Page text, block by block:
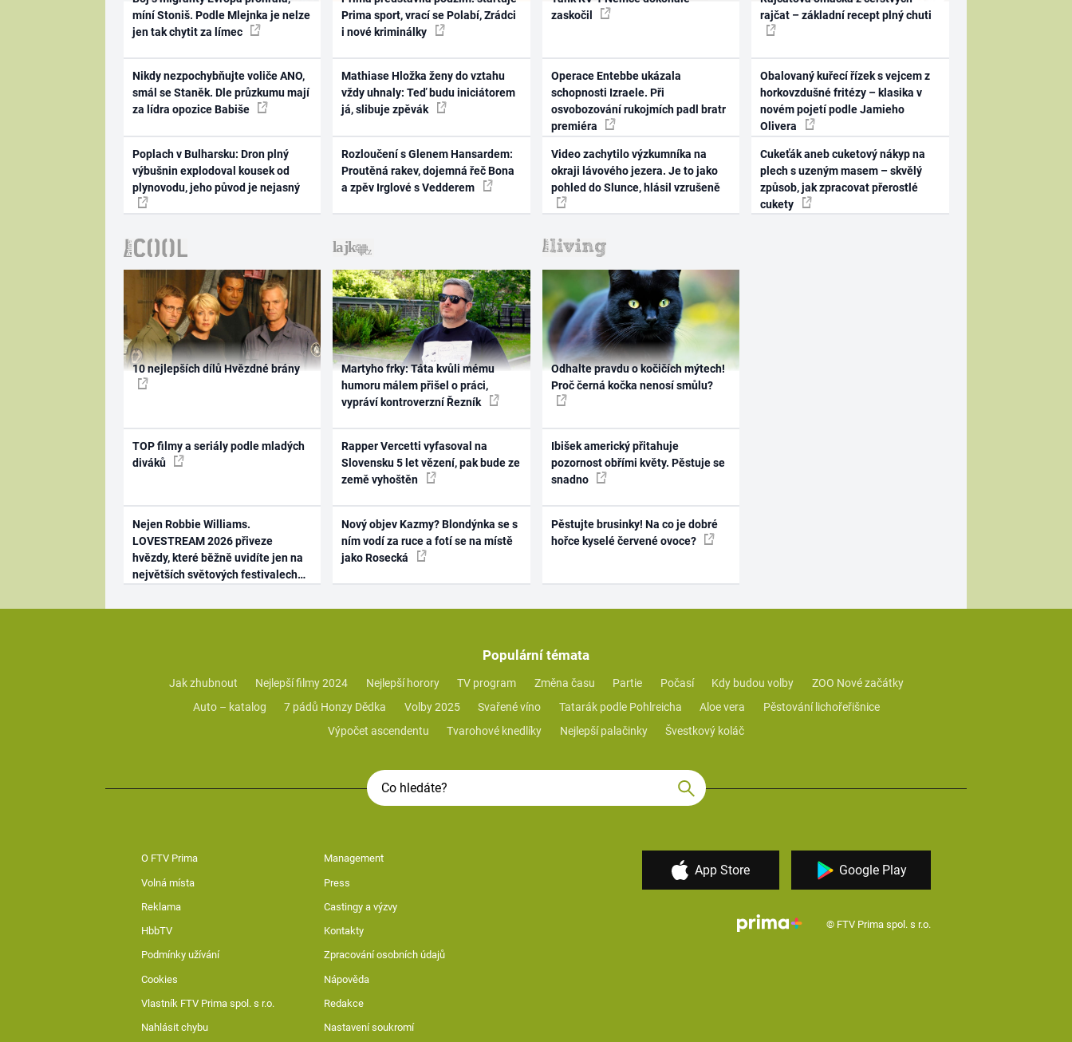
míní Stoniš. Podle Mlejnka je nelze
jen tak chytit za límec
Nikdy nezpochybňujte voliče ANO,
smál se Staněk. Dle průzkumu mají
za lídra opozice Babiše
Poplach v Bulharsku: Dron plný
výbušnin explodoval kousek od
plynovodu, jeho původ je nejasný
Prima sport, vrací se Polabí, Zrádci
i nové kriminálky
Mathiase Hložka ženy do vztahu
vždy uhnaly: Teď budu iniciátorem
já, slibuje zpěvák
Rozloučení s Glenem Hansardem:
Proutěná rakev, dojemná řeč Bona
a zpěv Irglové s Vedderem
zaskočil
Operace Entebbe ukázala
schopnosti Izraele. Při
osvobozování rukojmích padl bratr
premiéra
Video zachytilo výzkumníka na
okraji lávového jezera. Je to jako
pohled do Slunce, hlásil vzrušeně
rajčat – základní recept plný chuti
Obalovaný kuřecí řízek s vejcem z
horkovzdušné fritézy – klasika v
novém pojetí podle Jamieho
Olivera
Cukeťák aneb cuketový nákyp na
plech s uzeným masem – skvělý
způsob, jak zpracovat přerostlé
cukety
10 nejlepších dílů Hvězdné brány
TOP filmy a seriály podle mladých
diváků
Nejen Robbie Williams.
LOVESTREAM 2026 přiveze
hvězdy, které běžně uvidíte jen na
největších světových festivalech
Martyho frky: Táta kvůli mému
humoru málem přišel o práci,
vypráví kontroverzní Řezník
Rapper Vercetti vyfasoval na
Slovensku 5 let vězení, pak bude ze
země vyhoštěn
Nový objev Kazmy? Blondýnka se s
ním vodí za ruce a fotí se na místě
jako Rosecká
Odhalte pravdu o kočičích mýtech!
Proč černá kočka nenosí smůlu?
Ibišek americký přitahuje
pozornost obřími květy. Pěstuje se
snadno
Pěstujte brusinky! Na co je dobré
hořce kyselé červené ovoce?
Populární témata
Jak zhubnout Nejlepší filmy 2024 Nejlepší horory TV program Změna času Partie Počasí Kdy budou volby
ZOO Nové začátky
Auto – katalog
7 pádů Honzy Dědka Volby 2025 Svařené víno Tatarák podle Pohlreicha Aloe vera
Pěstování lichořeřišnice
Výpočet ascendentu
Tvarohové knedlíky Nejlepší palačinky Švestkový koláč
O FTV Prima Management
Volná místa Press
Reklama Castingy a výzvy
HbbTV Kontakty
Podmínky užívání Zpracování osobních údajů
Cookies Nápověda
Vlastník FTV Prima spol. s r.o. Redakce
Nahlásit chybu Nastavení soukromí
App Store Google Play
© FTV Prima spol. s r.o.